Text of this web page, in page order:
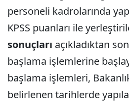
personeli kadrolarında
KPSS puanları ile
sonuçları açıkladıktan
başlama işlemlerine
başlama işlemleri,
belirlenen tarihlerde